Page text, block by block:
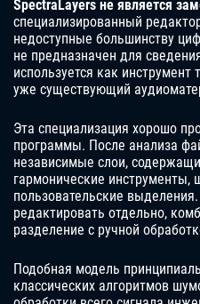
SpectraLayers не является
специализированный
недоступные большинству
не предназначен для
используется как
уже существующий
Эта специализация хорошо
программы. После анализа
независимые слои,
гармонические
пользовательские
редактировать отдельно,
разделение с ручной
Подобная модель
классических алгоритмов